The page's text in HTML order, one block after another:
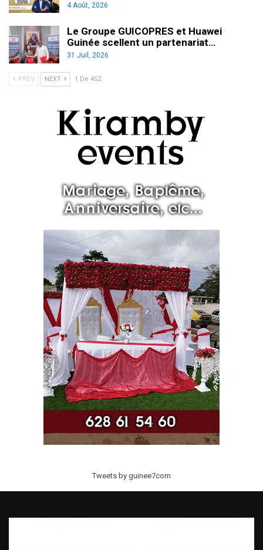
4 Août, 2026
Le Groupe GUICOPRES et Huawei
Guinée scellent un partenariat…
31 Juil, 2026
PREV NEXT 1 De 452
Tweets by guinee7com